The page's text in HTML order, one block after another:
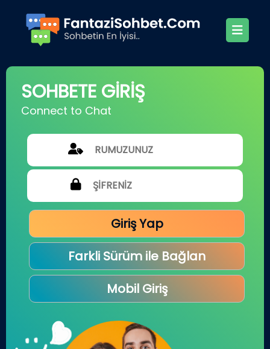
SOHBETE GİRİŞ
Connect to Chat
Giriş Yap
Farkli Sürüm ile Bağlan
Mobil Giriş